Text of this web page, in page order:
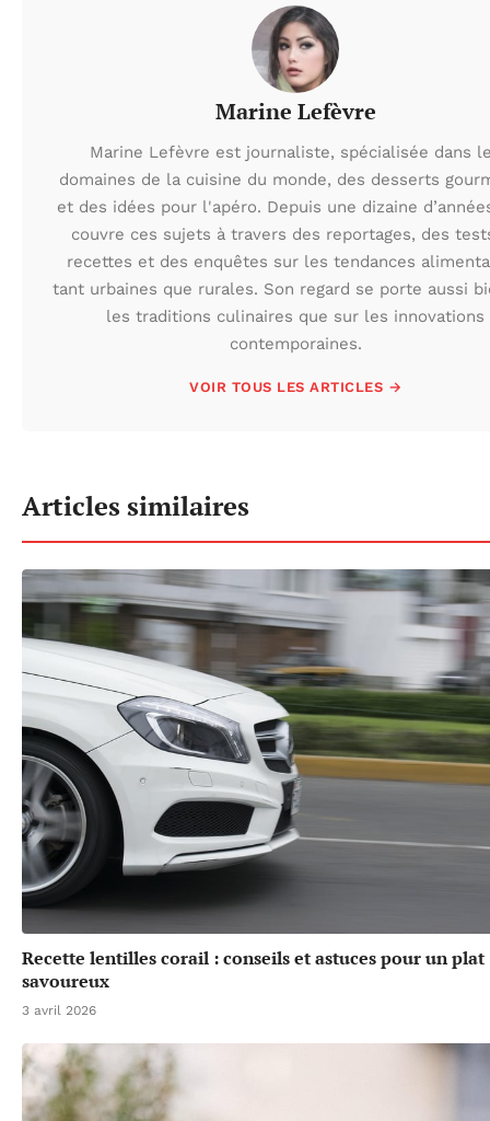
Marine Lefèvre
Marine Lefèvre est journaliste, spécialisée dans
domaines de la cuisine du monde, des desserts
et des idées pour l'apéro. Depuis une dizaine
couvre ces sujets à travers des reportages, des
recettes et des enquêtes sur les tendances
tant urbaines que rurales. Son regard se porte aussi
les traditions culinaires que sur les innovations
contemporaines.
VOIR TOUS LES ARTICLES →
Articles similaires
Recette lentilles corail : conseils et astuces pour un plat
savoureux
3 avril 2026